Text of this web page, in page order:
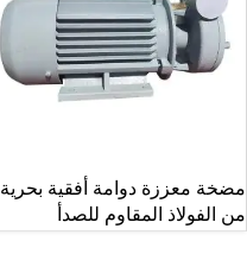
مضخة معززة دوامة أفقية بحرية
من الفولاذ المقاوم للصدأ